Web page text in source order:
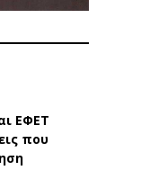
ΕΦΕΤ
που